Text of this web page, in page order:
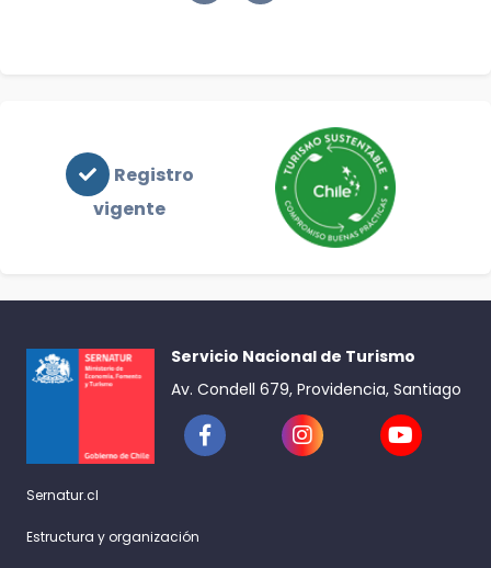
Registro
vigente
Servicio Nacional de Turismo
Av. Condell 679, Providencia, Santiago
Sernatur.cl
Estructura y organización